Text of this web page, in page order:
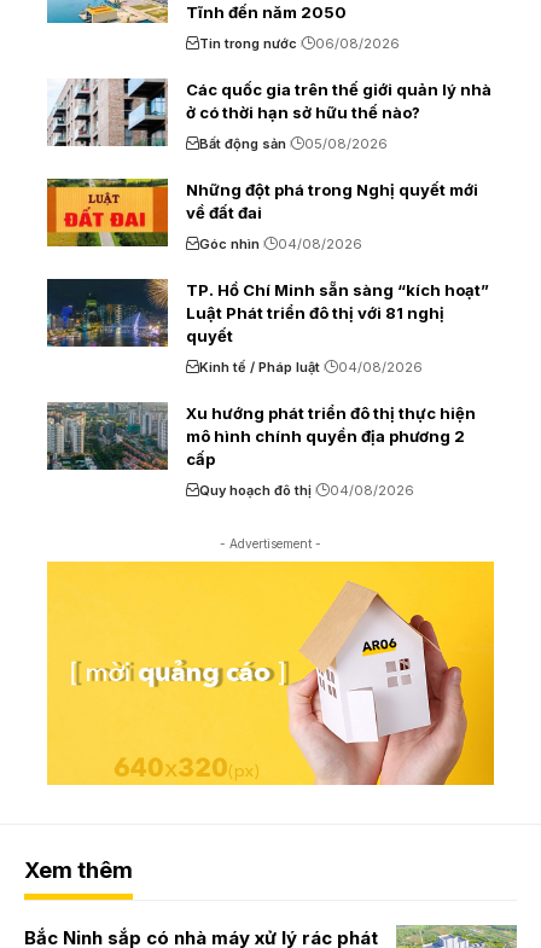
Tĩnh đến năm 2050
Tin trong nước 06/08/2026
Các quốc gia trên thế giới quản lý nhà
ở có thời hạn sở hữu thế nào?
Bất động sản 05/08/2026
Những đột phá trong Nghị quyết mới
về đất đai
Góc nhìn 04/08/2026
TP. Hồ Chí Minh sẵn sàng “kích hoạt”
Luật Phát triển đô thị với 81 nghị
quyết
Kinh tế / Pháp luật 04/08/2026
Xu hướng phát triển đô thị thực hiện
mô hình chính quyền địa phương 2
cấp
Quy hoạch đô thị 04/08/2026
- Advertisement -
Xem thêm
Bắc Ninh sắp có nhà máy xử lý rác phát